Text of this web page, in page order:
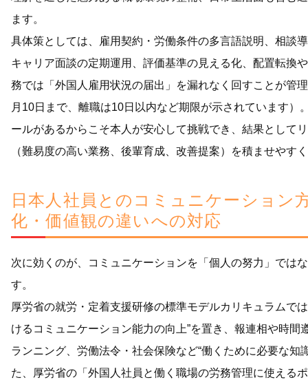
ます。
具体策としては、雇用契約・労働条件の多言語説明、相談
キャリア面談の定期運用、評価基準の見える化、配置転換
務では「外国人雇用状況の届出」を漏れなく回すことが管
月10日まで、離職は10日以内など期限が示されています）
ールがあるからこそ本人が安心して挑戦でき、結果として
（難易度の高い業務、後輩育成、改善提案）を積ませやす
日本人社員とのコミュニケーション
化・価値観の違いへの対応
次に効くのが、コミュニケーションを「個人の努力」では
す。
厚労省の就労・定着支援研修の標準モデルカリキュラムで
けるコミュニケーション能力の向上”を置き、報連相や時間
ランニング、労働法令・社会保険など“働くために必要な知
た、厚労省の「外国人社員と働く職場の労務管理に使える